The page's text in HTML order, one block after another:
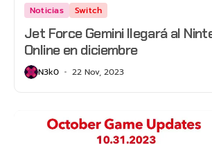
Noticias Switch
Jet Force Gemini llegará al
Online en diciembre
N3k0 22 Nov, 2023